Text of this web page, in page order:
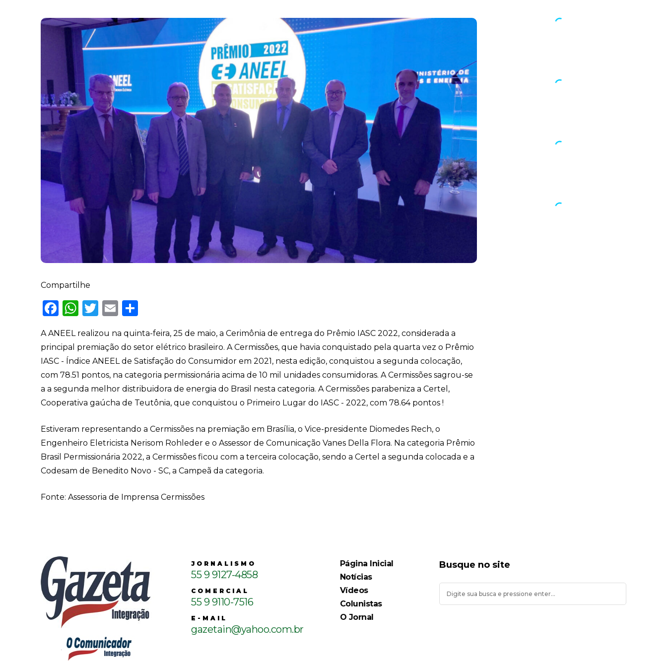
Compartilhe
Facebook
WhatsApp
Twitter
Email
A ANEEL realizou na quinta-feira, 25 de maio, a Cerimônia de entrega do Prêmio IASC 2022, considerada a
principal premiação do setor elétrico brasileiro. A Cermissões, que havia conquistado pela quarta vez o Prêmio
IASC - Índice ANEEL de Satisfação do Consumidor em 2021, nesta edição, conquistou a segunda colocação,
com 78.51 pontos, na categoria permissionária acima de 10 mil unidades consumidoras. A Cermissões sagrou-se
a a segunda melhor distribuidora de energia do Brasil nesta categoria. A Cermissões parabeniza a Certel,
Cooperativa gaúcha de Teutônia, que conquistou o Primeiro Lugar do IASC - 2022, com 78.64 pontos !
Estiveram representando a Cermissões na premiação em Brasília, o Vice-presidente Diomedes Rech, o
Engenheiro Eletricista Nerisom Rohleder e o Assessor de Comunicação Vanes Della Flora. Na categoria Prêmio
Brasil Permissionária 2022, a Cermissões ficou com a terceira colocação, sendo a Certel a segunda colocada e a
Codesam de Benedito Novo - SC, a Campeã da categoria.
Fonte: Assessoria de Imprensa Cermissões
JORNALISMO
55 9 9127-4858
COMERCIAL
55 9 9110-7516
E-MAIL
gazetain@yahoo.com.br
Página Inicial
Notícias
Vídeos
Colunistas
O Jornal
Busque no site